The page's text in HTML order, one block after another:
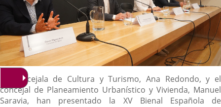
Content
La concejala de Cultura y Turismo, Ana Redondo, y el
concejal de Planeamiento Urbanístico y Vivienda, Manuel
Saravia, han presentado la XV Bienal Española de